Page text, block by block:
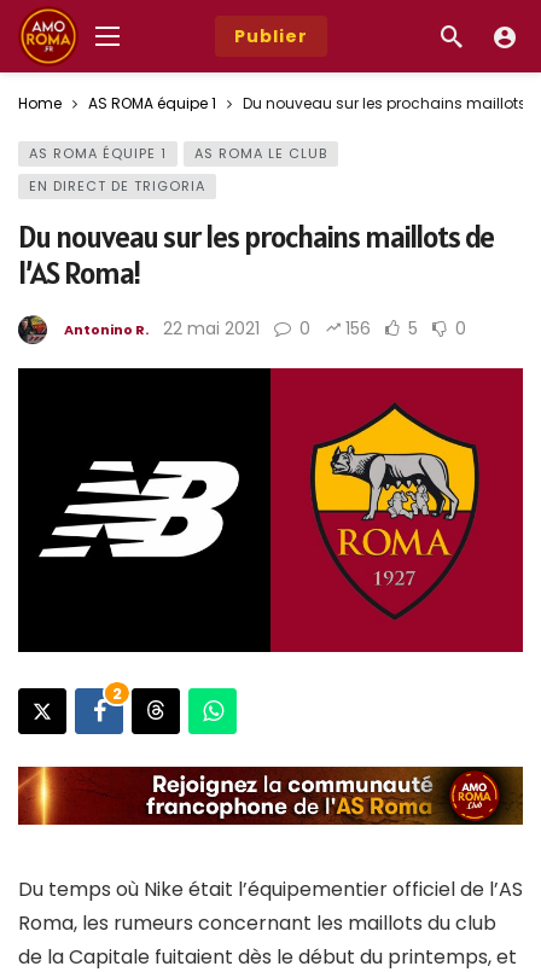
Publier
Home AS ROMA équipe 1 Du nouveau sur les prochains maillots
AS ROMA ÉQUIPE 1
AS ROMA LE CLUB
EN DIRECT DE TRIGORIA
Du nouveau sur les prochains maillots de
l’AS Roma!
Antonino R. 22 mai 2021 0 156 5 0
2
Du temps où Nike était l’équipementier officiel de l’AS
Roma, les rumeurs concernant les maillots du club
de la Capitale fuitaient dès le début du printemps, et